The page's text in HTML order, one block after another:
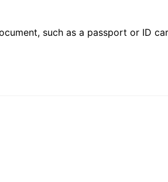
such as a passport or ID